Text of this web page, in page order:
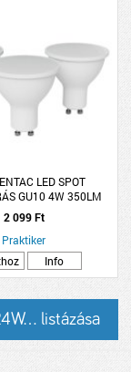
LED SPOT
GU10 4W 350LM
3DARAB/CSOMAG
2 099 Ft
Praktiker
Info
listázása